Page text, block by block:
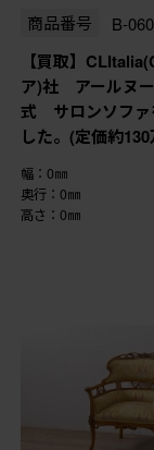
商品番号 B-
【買取】
ア)社 アールヌ
式 サロンソファ
した。(定価約
幅：0㎜
奥行：0㎜
高さ：0㎜